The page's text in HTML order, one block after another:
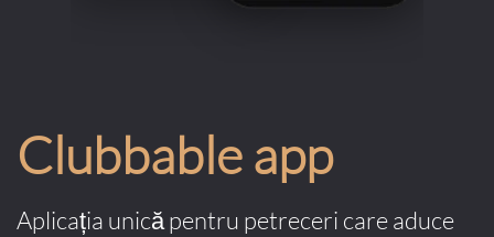
Clubbable app
Aplicația unică pentru petreceri care aduce